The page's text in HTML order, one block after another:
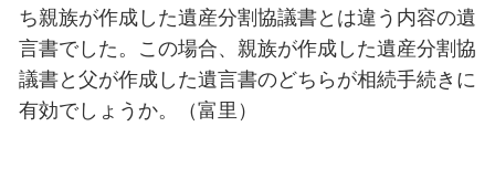
ち親族が作成した遺産分割協議書とは違う内容の遺
言書でした。この場合、親族が作成した遺産分割協
議書と父が作成した遺言書のどちらが相続手続きに
有効でしょうか。（富里）